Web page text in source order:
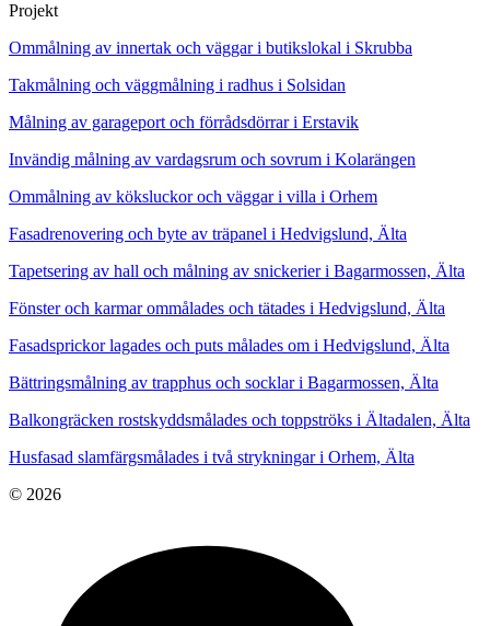
Projekt
Ommålning av innertak och väggar i butikslokal i Skrubba
Takmålning och väggmålning i radhus i Solsidan
Målning av garageport och förrådsdörrar i Erstavik
Invändig målning av vardagsrum och sovrum i Kolarängen
Ommålning av köksluckor och väggar i villa i Orhem
Fasadrenovering och byte av träpanel i Hedvigslund, Älta
Tapetsering av hall och målning av snickerier i Bagarmossen, Älta
Fönster och karmar ommålades och tätades i Hedvigslund, Älta
Fasadsprickor lagades och puts målades om i Hedvigslund, Älta
Bättringsmålning av trapphus och socklar i Bagarmossen, Älta
Balkongräcken rostskyddsmålades och toppströks i Ältadalen, Älta
Husfasad slamfärgsmålades i två strykningar i Orhem, Älta
© 2026